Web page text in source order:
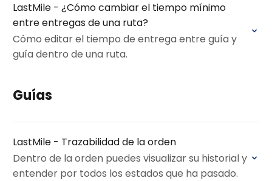
LastMile - ¿Cómo cambiar el tiempo mínimo
entre entregas de una ruta?
Cómo editar el tiempo de entrega entre guía y
guía dentro de una ruta.
Guías
LastMile - Trazabilidad de la orden
Dentro de la orden puedes visualizar su historial y
entender por todos los estados que ha pasado.